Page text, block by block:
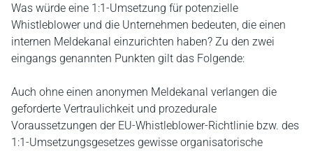
Was würde eine 1:1-Umsetzung für potenzielle
Whistleblower und die Unternehmen bedeuten, die einen
internen Meldekanal einzurichten haben? Zu den zwei
eingangs genannten Punkten gilt das Folgende:
Auch ohne einen anonymen Meldekanal verlangen die
geforderte Vertraulichkeit und prozedurale
Voraussetzungen der EU-Whistleblower-Richtlinie bzw. des
1:1-Umsetzungs­gesetzes gewisse organisatorische